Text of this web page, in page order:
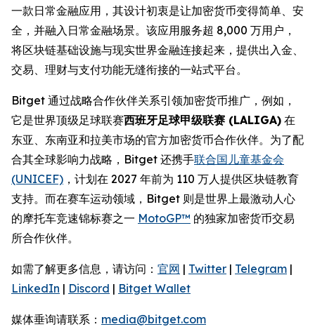
一款日常金融应用，其设计初衷是让加密货币变得简单、安
全，并融入日常金融场景。该应用服务超 8,000 万用户，
将区块链基础设施与现实世界金融连接起来，提供出入金、
交易、理财与支付功能无缝衔接的一站式平台。
Bitget 通过战略合作伙伴关系引领加密货币推广，例如，
它是世界顶级足球联赛西班牙足球甲级联赛 (LALIGA) 在
东亚、东南亚和拉美市场的官方加密货币合作伙伴。为了配
合其全球影响力战略，Bitget 还携手联合国儿童基金会
(UNICEF) ，计划在 2027 年前为 110 万人提供区块链教育
支持。而在赛车运动领域，Bitget 则是世界上最激动人心
的摩托车竞速锦标赛之一 MotoGP™ 的独家加密货币交易
所合作伙伴。
如需了解更多信息，请访问： 官网 | Twitter | Telegram |
LinkedIn | Discord | Bitget Wallet
媒体垂询请联系： media@bitget.com